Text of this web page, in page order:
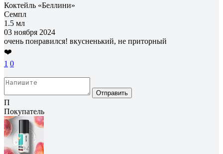
Коктейль «Беллини»
Семпл
1.5 мл
03 ноября 2024
очень понравился! вкусненький, не приторный
❤️
1 0
Отправить
П
Покупатель